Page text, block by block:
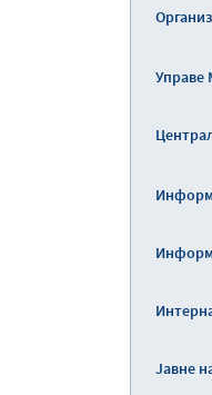
Управе
Јавне